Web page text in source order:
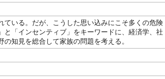
ている。だが、こうした思い込みにこそ多くの危険
と「インセンティブ」をキーワードに、経済学、社
知見を総合して家族の問題を考える。